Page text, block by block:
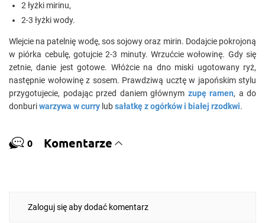
2 łyżki mirinu,
2-3 łyżki wody.
Wlejcie na patelnię wodę, sos sojowy oraz mirin. Dodajcie pokrojoną
w piórka cebulę, gotujcie 2-3 minuty. Wrzućcie wołowinę. Gdy się
zetnie, danie jest gotowe. Włóżcie na dno miski ugotowany ryż,
następnie wołowinę z sosem. Prawdziwą ucztę w japońskim stylu
przygotujecie, podając przed daniem głównym zupę ramen, a do
donburiwarzywa w curry lubsałatkę z ogórków i białej rzodkwi.
0 Komentarze
Zaloguj się aby dodać komentarz